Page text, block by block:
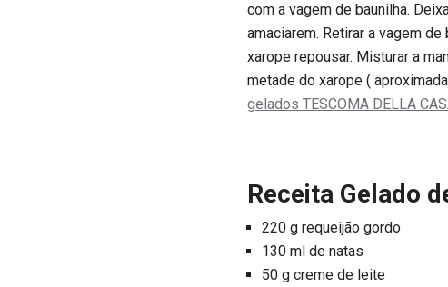
com a vagem de baunilha.
amaciarem. Retirar a vagem
xarope repousar. Misturar a
metade do xarope (
gelados TESCOMA DELLA
Receita Gelado
220 g requeijão gordo
130 ml de natas
50 g creme de leite